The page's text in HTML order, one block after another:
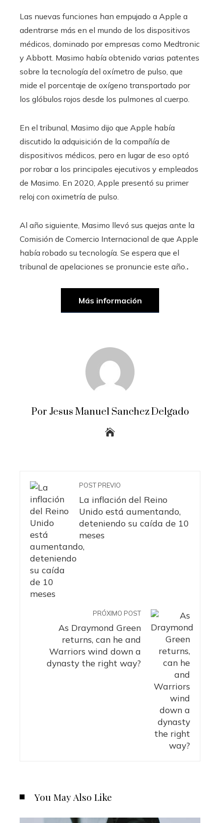
Las nuevas funciones han empujado a Apple a
adentrarse más en el mundo de los dispositivos
médicos, dominado por empresas como Medtronic
y Abbott. Masimo había obtenido varias patentes
sobre la tecnología del oxímetro de pulso, que
mide el porcentaje de oxígeno transportado por
los glóbulos rojos desde los pulmones al cuerpo.
En el tribunal, Masimo dijo que Apple había
discutido la adquisición de la compañía de
dispositivos médicos, pero en lugar de eso optó
por robar a los principales ejecutivos y empleados
de Masimo. En 2020, Apple presentó su primer
reloj con oximetría de pulso.
Al año siguiente, Masimo llevó sus quejas ante la
Comisión de Comercio Internacional de que Apple
había robado su tecnología. Se espera que el
tribunal de apelaciones se pronuncie este año..
Más información
Por Jesus Manuel Sanchez Delgado
POST PREVIO
La inflación del Reino
Unido está aumentando,
deteniendo su caída de 10
meses
PRÓXIMO POST
As Draymond Green
returns, can he and
Warriors wind down a
dynasty the right way?
You May Also Like